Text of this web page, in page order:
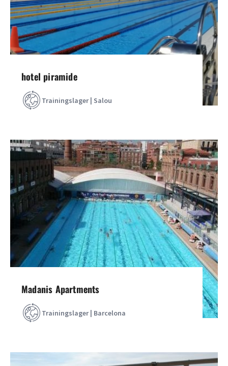
hotel piramide
Trainingslager | Salou
Madanis Apartments
Trainingslager | Barcelona